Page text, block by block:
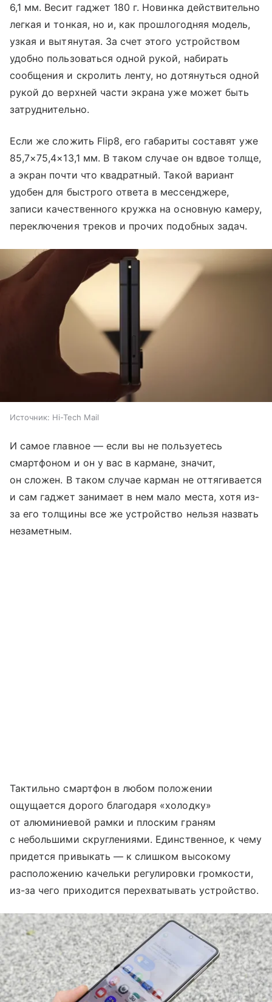
6,1 мм. Весит гаджет 180 г. Новинка действительно
легкая и тонкая, но и, как прошлогодняя модель,
узкая и вытянутая. За счет этого устройством
удобно пользоваться одной рукой, набирать
сообщения и скролить ленту, но дотянуться одной
рукой до верхней части экрана уже может быть
затруднительно.
Если же сложить Flip8, его габариты составят уже
85,7×75,4×13,1 мм. В таком случае он вдвое толще,
а экран почти что квадратный. Такой вариант
удобен для быстрого ответа в мессенджере,
записи качественного кружка на основную камеру,
переключения треков и прочих подобных задач.
Источник: Hi-Tech Mail
И самое главное — если вы не пользуетесь
смартфоном и он у вас в кармане, значит,
он сложен. В таком случае карман не оттягивается
и сам гаджет занимает в нем мало места, хотя из-
за его толщины все же устройство нельзя назвать
незаметным.
Тактильно смартфон в любом положении
ощущается дорого благодаря «холодку»
от алюминиевой рамки и плоским граням
с небольшими скруглениями. Единственное, к чему
придется привыкать — к слишком высокому
расположению качельки регулировки громкости,
из-за чего приходится перехватывать устройство.